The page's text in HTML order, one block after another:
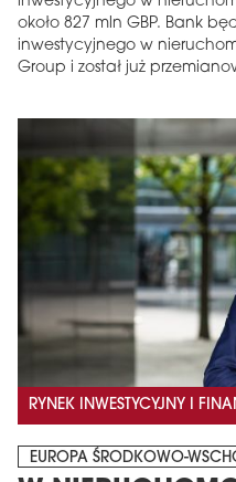
około 827 mln GBP. Bank
inwestycyjnego w
Group i został już
RYNEK INWESTYCYJNY I
EUROPA ŚRODKOWO-